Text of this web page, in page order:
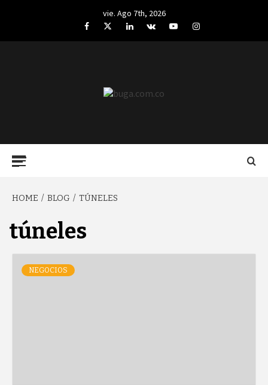
vie. Ago 7th, 2026
FacebookTwitterLinkedIn
VK YouTubeInstagram
HOME BLOG TÚNELES
túneles
NEGOCIOS